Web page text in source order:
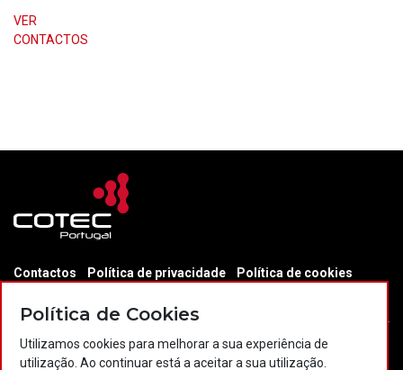
VER
CONTACTOS
Contactos Política de privacidade
Política de cookies
Política de Cookies
Utilizamos cookies para melhorar a sua experiência de
utilização. Ao continuar está a aceitar a sua utilização.